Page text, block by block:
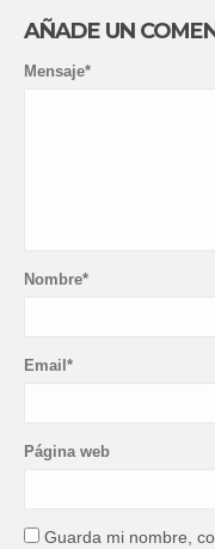
AÑADE UN
Mensaje*
Nombre*
Email*
Página web
Guarda mi nombre,